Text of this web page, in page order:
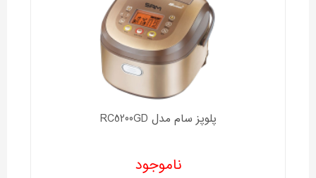
پلوپز سام مدل RC5200GD
ناموجود